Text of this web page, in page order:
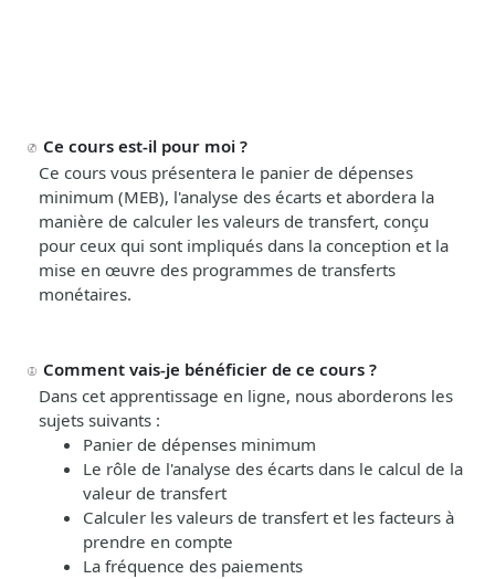
Ce cours est-il pour moi ?
Ce cours vous présentera le panier de dépenses
minimum (MEB), l'analyse des écarts et abordera la
manière de calculer les valeurs de transfert, conçu
pour ceux qui sont impliqués dans la conception et la
mise en œuvre des programmes de transferts
monétaires.
Comment vais-je bénéficier de ce cours ?
Dans cet apprentissage en ligne, nous aborderons les
sujets suivants :
Panier de dépenses minimum
Le rôle de l'analyse des écarts dans le calcul de la
valeur de transfert
Calculer les valeurs de transfert et les facteurs à
prendre en compte
La fréquence des paiements